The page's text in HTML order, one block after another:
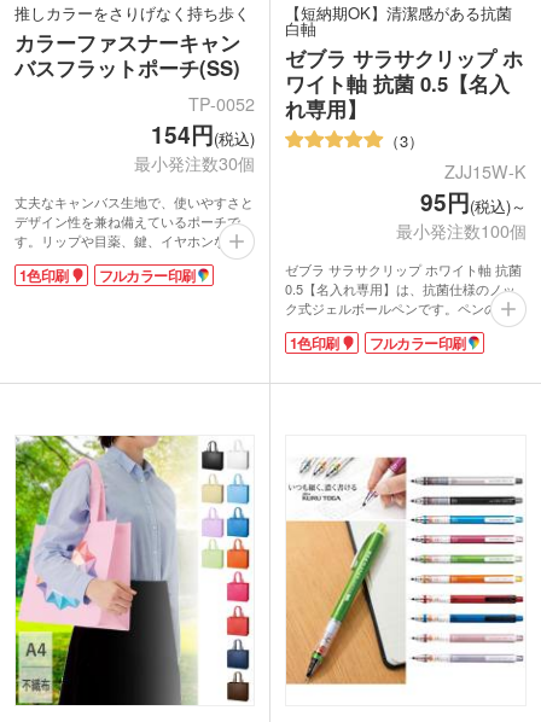
推しカラーをさりげなく持ち歩く
カラーファスナーキャン
バスフラットポーチ(SS)
TP-0052
154円(税込)
最小発注数30個
丈夫なキャンバス生地で、使いやすさと
デザイン性を兼ね備えているポーチで
す。リップや目薬、鍵、イヤホンなど小
物入れに最適なサイズ。アクセントにな
るカラーファスナーがポイント。フラッ
イズも展開中。
1色印刷 フルカラー印刷
【短納期OK】清潔感がある抗菌
白軸
ゼブラ サラサクリップ ホ
ワイト軸 抗菌 0.5【名入
れ専用】
3
ZJJ15W-K
95円(税込)～
最小発注数100個
ゼブラ サラサクリップ ホワイト軸 抗菌
0.5【名入れ専用】は、抗菌仕様のノッ
ク式ジェルボールペンです。ペンの軸、
クリップ、ノック、グリップ部に無機抗
菌剤配合。細菌の増殖を抑制します。
プ。伸びやかでさらさらとした書き心地
白軸とクリップ部に印刷が可能。ばらま
きノベルティとしても定番のボールペ
ン。カラフルなグリップ色でコーポレー
トカラーに合わせたオリジナルグッズが
作れます。
1色印刷 フルカラー印刷